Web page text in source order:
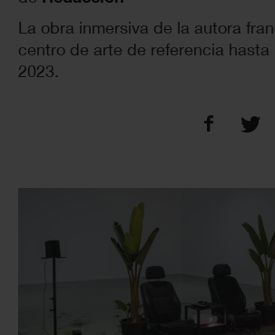
La obra inmersiva de la autora
centro de arte de referencia
2023.